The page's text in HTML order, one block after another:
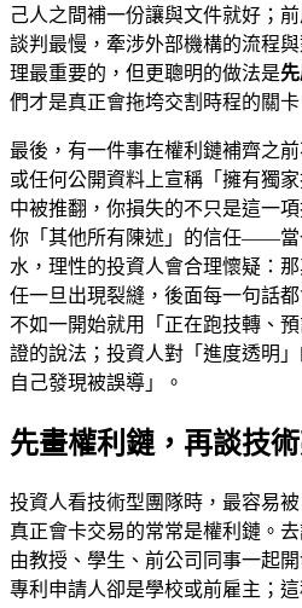
己人之間補一份讓與文件就好；
談判最慢，牽涉外部機構的流程
理最重要的，但更聰明的做法是
們才是真正會拖垮交割時程的關
最後，有一件事在權利鏈補齊之
或任何公開資料上宣稱「擁有獨
中被推翻，你損失的不只是這一
你「其他所有陳述」的信任——當
水，理性的投資人會合理懷疑：
任一旦出現裂縫，後面每一句話
不如一開始就用「正在跑技轉、
證的說法；投資人對「進度透明
自己發現被誤導」。
先畫權利鏈，再談技
投資人看技術型團隊時，最容易
真正會卡交易的常常是權利鏈。
由教授、學生、前公司同事一起
專利申請人卻是學校或前雇主；